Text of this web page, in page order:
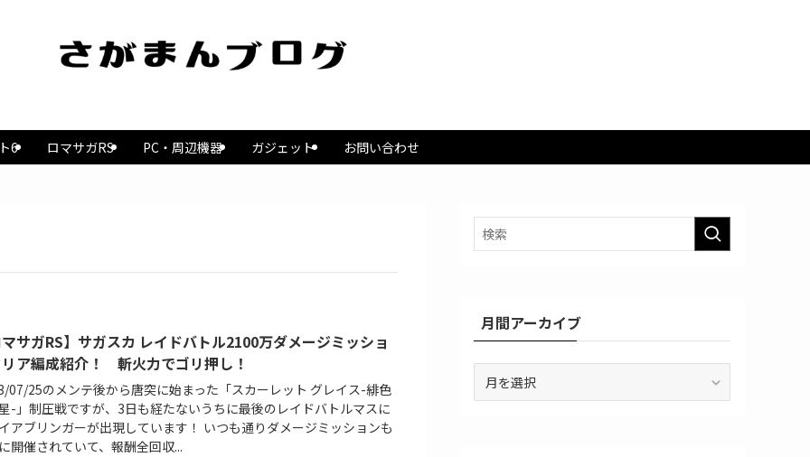
6 ロマサガRS PC・周辺機器 ガジェット お問い合わせ
サガRS】サガスカ レイドバトル2100万ダメージミッショ
ア編成紹介！ 斬火力でゴリ押し！
07/25のメンテ後から唐突に始まった「スカーレット グレイス-緋色
-」制圧戦ですが、3日も経たないうちに最後のレイドバトルマスに
アブリンガーが出現しています！ いつも通りダメージミッションも
開催されていて、報酬全回収...
月間アーカイブ